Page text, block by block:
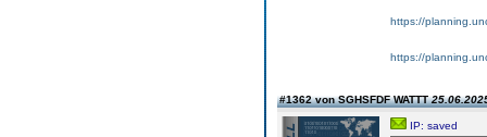
https://
https://
#1362 von SGHSFDF WATTT
IP: saved